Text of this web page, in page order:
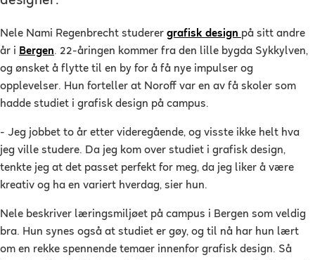
Nele Nami Regenbrecht studerer grafisk design på sitt andre
år i Bergen. 22-åringen kommer fra den lille bygda Sykkylven,
og ønsket å flytte til en by for å få nye impulser og
opplevelser. Hun forteller at Noroff var en av få skoler som
hadde studiet i grafisk design på campus.
- Jeg jobbet to år etter videregående, og visste ikke helt hva
jeg ville studere. Da jeg kom over studiet i grafisk design,
tenkte jeg at det passet perfekt for meg, da jeg liker å være
kreativ og ha en variert hverdag, sier hun.
Nele beskriver læringsmiljøet på campus i Bergen som veldig
bra. Hun synes også at studiet er gøy, og til nå har hun lært
om en rekke spennende temaer innenfor grafisk design. Så